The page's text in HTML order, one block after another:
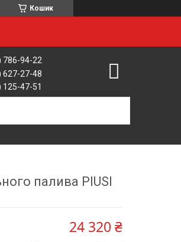
Кошик
786-94-22
627-27-48
125-47-51
палива PIUSI
24 320 ₴